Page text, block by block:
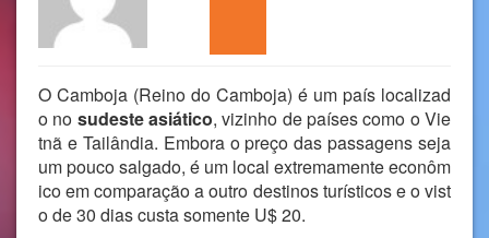
O Camboja (Reino do Camboja) é um país localizad
o no sudeste asiático, vizinho de países como o Vie
tnã e Tailândia. Embora o preço das passagens seja
um pouco salgado, é um local extremamente econôm
ico em comparação a outro destinos turísticos e o vist
o de 30 dias custa somente U$ 20.